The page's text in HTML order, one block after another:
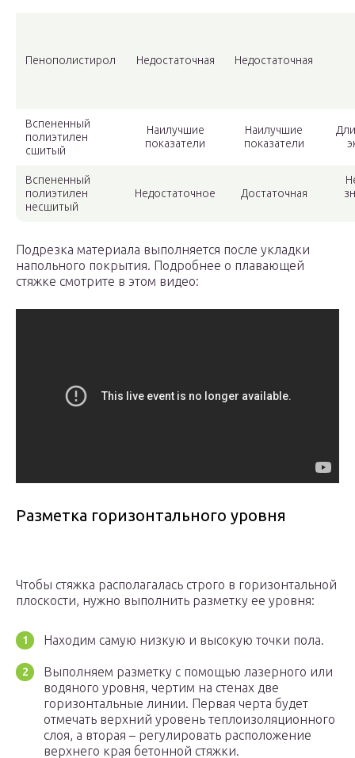
Пенополистирол Недостаточная Недостаточная
Вспененный
полиэтилен
сшитый
Наилучшие
показатели
Наилучшие
показатели
Вспененный
полиэтилен
несшитый
Недостаточное Достаточная
Подрезка материала выполняется после укладки
напольного покрытия. Подробнее о плавающей
стяжке смотрите в этом видео:
Разметка горизонтального уровня
Чтобы стяжка располагалась строго в горизонтальной
плоскости, нужно выполнить разметку ее уровня:
Находим самую низкую и высокую точки пола.
Выполняем разметку с помощью лазерного или
водяного уровня, чертим на стенах две
горизонтальные линии. Первая черта будет
отмечать верхний уровень теплоизоляционного
слоя, а вторая – регулировать расположение
верхнего края бетонной стяжки.